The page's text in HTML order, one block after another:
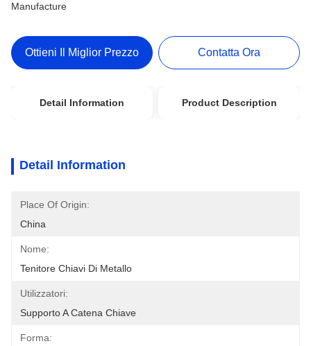
Manufacture
Ottieni Il Miglior Prezzo Contatta Ora
Detail Information Product Description
Detail Information
Place Of Origin:
China
Nome:
Tenitore Chiavi Di Metallo
Utilizzatori:
Supporto A Catena Chiave
Forma: